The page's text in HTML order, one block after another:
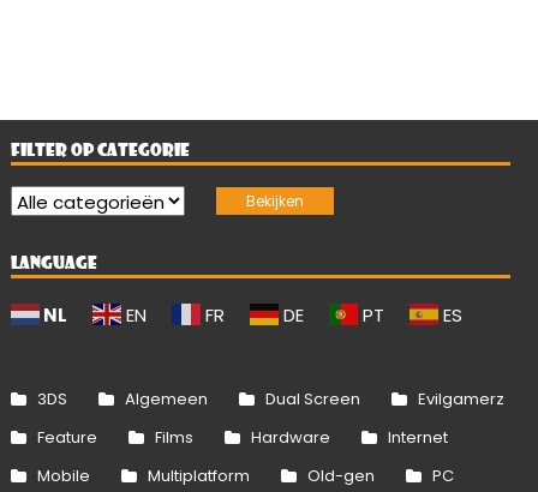
FILTER OP CATEGORIE
LANGUAGE
NL EN FR DE PT ES
3DS Algemeen Dual Screen
Evilgamerz
Feature
Films Hardware
Internet
Mobile
Multiplatform Old-gen PC